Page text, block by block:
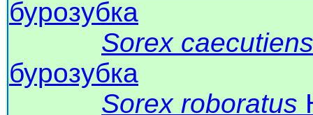
бурозубка
Sorex caecutiens
бурозубка
Sorex roboratus